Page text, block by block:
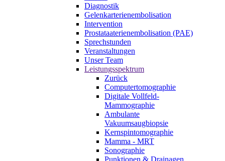
Diagnostik
Gelenkarterienembolisation
Intervention
Prostataaterienembolisation (PAE)
Sprechstunden
Veranstaltungen
Unser Team
Leistungsspektrum
Zurück
Computertomographie
Digitale Vollfeld-
Mammographie
Ambulante
Vakuumsaugbiopsie
Kernspintomographie
Mamma - MRT
Sonographie
Punktionen & Drainagen